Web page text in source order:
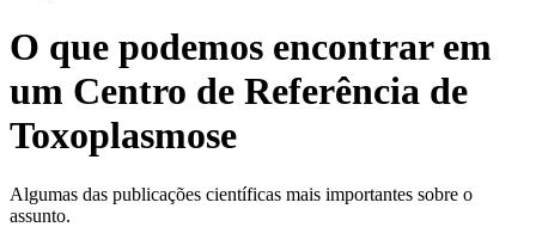
O que podemos encontrar em
um Centro de Referência de
Toxoplasmose
Algumas das publicações científicas mais importantes sobre o
assunto.